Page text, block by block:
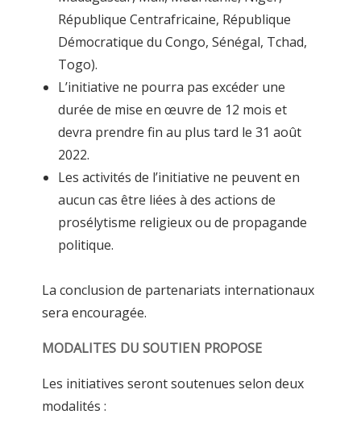
République Centrafricaine, République
Démocratique du Congo, Sénégal, Tchad,
Togo).
L’initiative ne pourra pas excéder une
durée de mise en œuvre de 12 mois et
devra prendre fin au plus tard le 31 août
2022.
Les activités de l’initiative ne peuvent en
aucun cas être liées à des actions de
prosélytisme religieux ou de propagande
politique.
La conclusion de partenariats internationaux
sera encouragée.
MODALITES DU SOUTIEN PROPOSE
Les initiatives seront soutenues selon deux
modalités :